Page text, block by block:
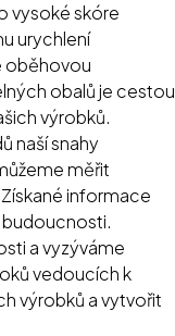
vysoké skóre
urychlení
oběhovou
obalů je cestou
výrobků.
naší snahy
měřit
informace
budoucnosti.
a vyzýváme
vedoucích k
výrobků a vytvořit